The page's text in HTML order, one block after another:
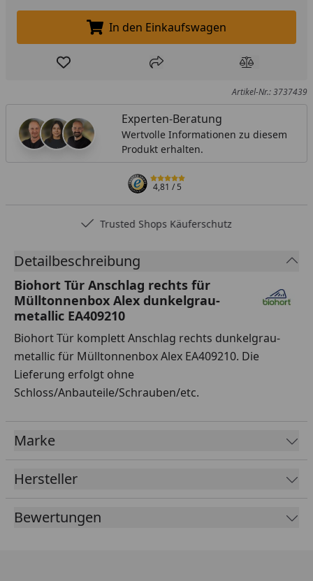
In den Einkaufswagen legen
In den Einkaufswagen
Produkt zur Wunschliste hinzufügen
Teilen Produkt
Artikel-Nr.: 3737439
Experten-Beratung
Wertvolle Informationen zu diesem
Produkt erhalten.
4,81/ 5
Trusted Shops Käuferschutz
Detailbeschreibung
Biohort Tür Anschlag rechts für
Mülltonnenbox Alex dunkelgrau-
metallic EA409210
Biohort Tür komplett Anschlag rechts dunkelgrau-
metallic für Mülltonnenbox Alex EA409210. Die
Lieferung erfolgt ohne
Schloss/Anbauteile/Schrauben/etc.
Marke
Hersteller
Bewertungen